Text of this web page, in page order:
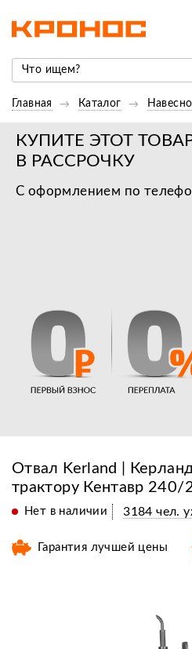
Главная Каталог
КУПИТЕ ЭТОТ
В РАССРОЧКУ
С оформлением по
Отвал Kerland |
трактору Кентавр 240/
Нет в наличии 3184 чел.
Гарантия лучшей цены